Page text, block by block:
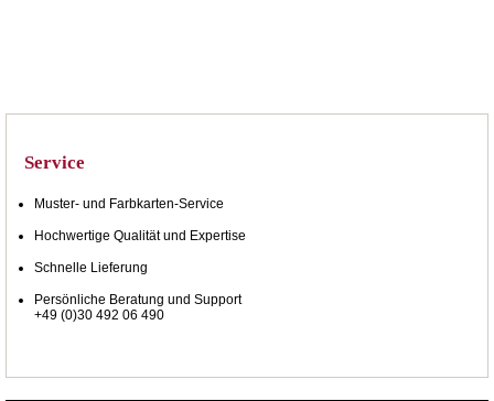
Service
Muster- und Farbkarten-Service
Hochwertige Qualität und Expertise
Schnelle Lieferung
Persönliche Beratung und Support
+49 (0)30 492 06 490